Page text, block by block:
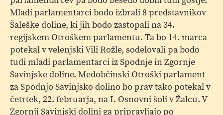
Mladi parlamentarci bodo izbrali 8 predstavnikov
Šaleške doline, ki jih bodo zastopali na 34.
regijskem Otroškem parlamentu. Ta bo 14. marca
potekal v velenjski Vili Rožle, sodelovali pa bodo
tudi mladi parlamentarci iz Spodnje in Zgornje
Savinjske doline. Medobčinski Otroški parlament
za Spodnjo Savinjsko dolino bo prav tako potekal v
četrtek, 22. februarja, na I. Osnovni šoli v Žalcu. V
Zgornji Savinjski dolini ga pripravljajo po